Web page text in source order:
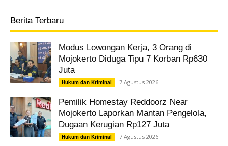
Berita Terbaru
Modus Lowongan Kerja, 3 Orang di
Mojokerto Diduga Tipu 7 Korban Rp630
Juta
Hukum dan Kriminal 7 Agustus 2026
Pemilik Homestay Reddoorz Near
Mojokerto Laporkan Mantan Pengelola,
Dugaan Kerugian Rp127 Juta
Hukum dan Kriminal 7 Agustus 2026